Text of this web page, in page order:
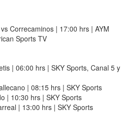
Correcaminos | 17:00 hrs | AYM
Sports TV
| 06:00 hrs | SKY Sports, Canal 5 y
| 08:15 hrs | SKY Sports
| 10:30 hrs | SKY Sports
| 13:00 hrs | SKY Sports